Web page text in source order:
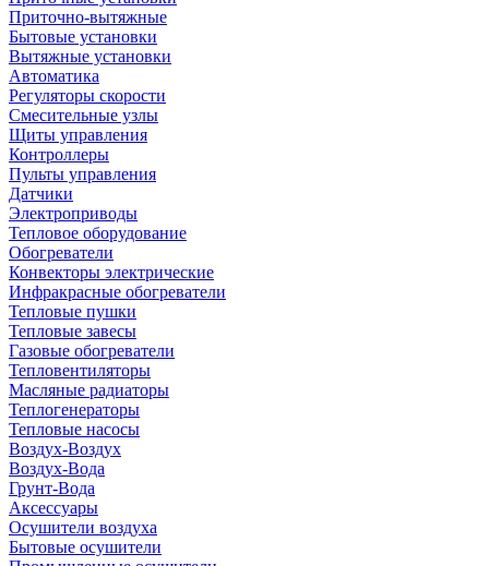
Приточно-вытяжные
Бытовые установки
Вытяжные установки
Автоматика
Регуляторы скорости
Смесительные узлы
Щиты управления
Контроллеры
Пульты управления
Датчики
Электроприводы
Тепловое оборудование
Обогреватели
Конвекторы электрические
Инфракрасные обогреватели
Тепловые пушки
Тепловые завесы
Газовые обогреватели
Тепловентиляторы
Масляные радиаторы
Теплогенераторы
Тепловые насосы
Воздух-Воздух
Воздух-Вода
Грунт-Вода
Аксессуары
Осушители воздуха
Бытовые осушители